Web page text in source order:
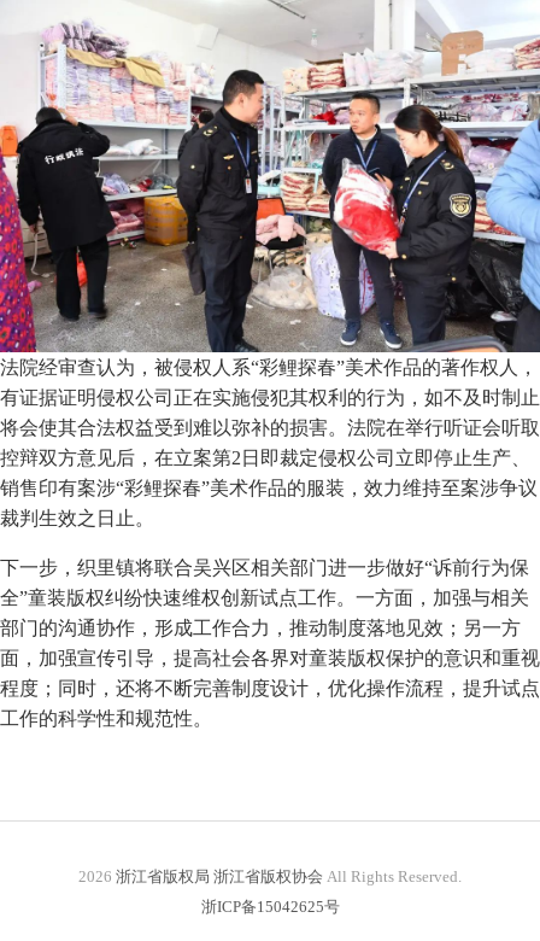
法院经审查认为，被侵权人系“彩鲤探春”美术作品的著作权人，
有证据证明侵权公司正在实施侵犯其权利的行为，如不及时制止
将会使其合法权益受到难以弥补的损害。法院在举行听证会听取
控辩双方意见后，在立案第2日即裁定侵权公司立即停止生产、
销售印有案涉“彩鲤探春”美术作品的服装，效力维持至案涉争议
裁判生效之日止。
下一步，织里镇将联合吴兴区相关部门进一步做好“诉前行为保
全”童装版权纠纷快速维权创新试点工作。一方面，加强与相关
部门的沟通协作，形成工作合力，推动制度落地见效；另一方
面，加强宣传引导，提高社会各界对童装版权保护的意识和重视
程度；同时，还将不断完善制度设计，优化操作流程，提升试点
工作的科学性和规范性。
2026 浙江省版权局 浙江省版权协会 All Rights Reserved.
浙ICP备15042625号